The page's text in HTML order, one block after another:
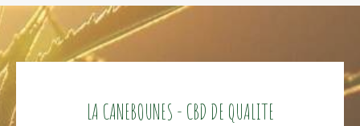
LA CANEBOUNES - CBD DE QUALITE